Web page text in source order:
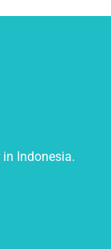
in Indonesia.